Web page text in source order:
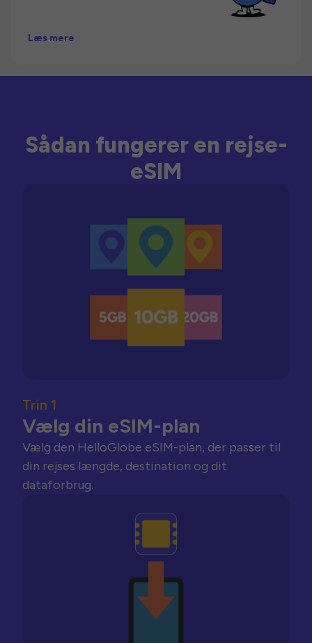
Læs mere
Sådan fungerer en rejse-
eSIM
Trin 1
Vælg din eSIM-plan
Vælg den HelloGlobe eSIM-plan, der passer til
din rejses længde, destination og dit
dataforbrug.